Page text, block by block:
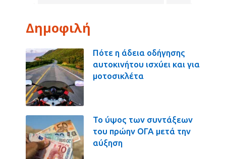
Δημοφιλή
Πότε η άδεια οδήγησης
αυτοκινήτου ισχύει και για
μοτοσικλέτα
Το ύψος των συντάξεων
του πρώην ΟΓΑ μετά την
αύξηση